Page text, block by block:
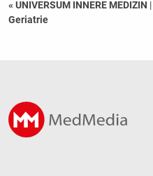
« UNIVERSUM INNERE MEDIZIN |
Geriatrie